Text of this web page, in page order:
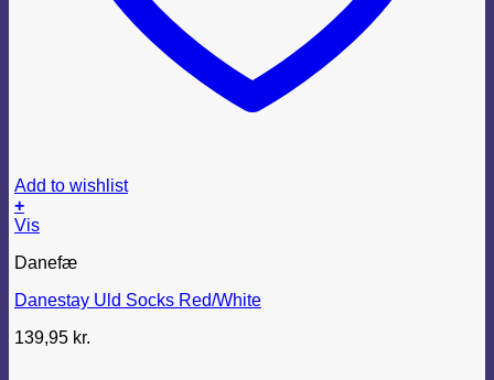
Add to wishlist
+
Dette
har
varianter.
kan
Vis
Danefæ
Danestay Uld Socks Red/White
139,95 kr.